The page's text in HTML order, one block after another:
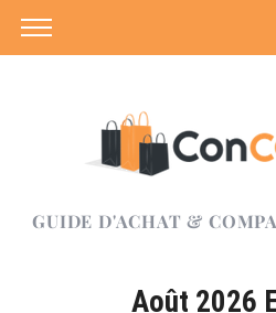
GUIDE D'ACHAT &
Août 2026